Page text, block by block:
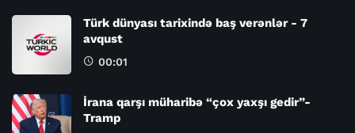
Türk dünyası tarixində baş verənlər - 7
avqust
00:01
İrana qarşı müharibə “çox yaxşı gedir”-
Tramp